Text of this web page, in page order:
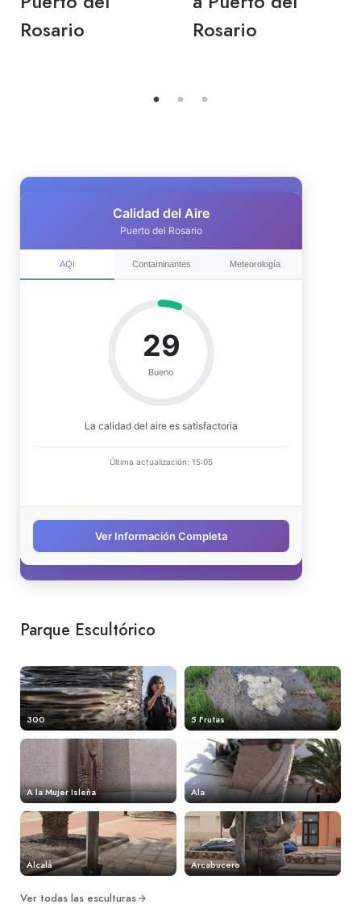
Rosario
Rosario
Parque Escultórico
300 5 Frutas
A la Mujer Isleña Ala
Alcalá Arcabucero
Ver todas las esculturas